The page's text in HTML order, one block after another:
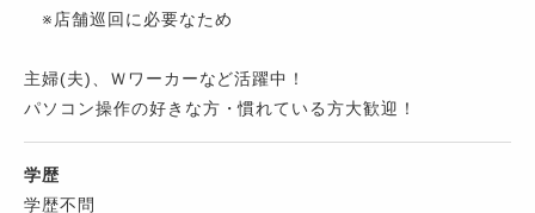
※店舗巡回に必要なため
主婦(夫)、Ｗワーカーなど活躍中！
パソコン操作の好きな方・慣れている方大歓迎！
学歴
学歴不問